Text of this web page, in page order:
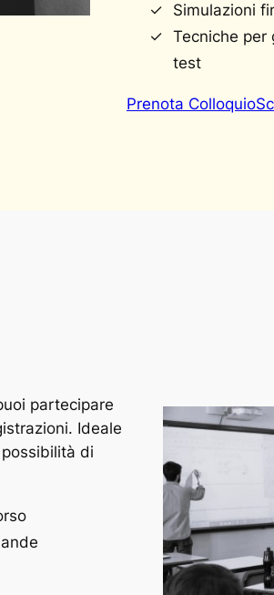
Simulazioni
Tecniche per
test
Prenota Colloquio
partecipare
Ideale
di